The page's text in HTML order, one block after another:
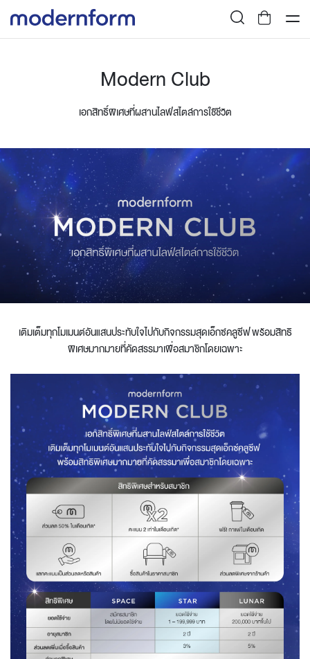
Modern Club
เอกสิทธิ์พิเศษที่ผสานไลฟ์สไตล์การใช้ชีวิต
เติมเต็มทุกโมเมนต์อันแสนประทับใจไปกับกิจกรรมสุดเอ็กซ์คลูซีฟ พร้อมสิทธิ
พิเศษมากมายที่คัดสรรมาเพื่อสมาชิกโดยเฉพาะ